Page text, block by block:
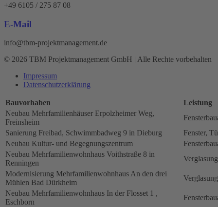
+49 6105 / 275 87 08
E-Mail
info@tbm-projektmanagement.de
© 2026 TBM Projektmanagement GmbH | Alle Rechte vorbehalten
Impressum
Datenschutz­erklärung
Bauvorhaben
Leistung
Neubau Mehrfamilienhäuser Erpolzheimer Weg,
Freinsheim
Sanierung Freibad, Schwimmbadweg 9 in Dieburg
Fenster,
Neubau Kultur- und Begegnungszentrum
Neubau Mehrfamilienwohnhaus Voithstraße 8 in
Renningen
Modernisierung Mehrfamilienwohnhaus An den drei
Mühlen Bad Dürkheim
Neubau Mehrfamilienwohnhaus In der Flosset 1 ,
Eschborn